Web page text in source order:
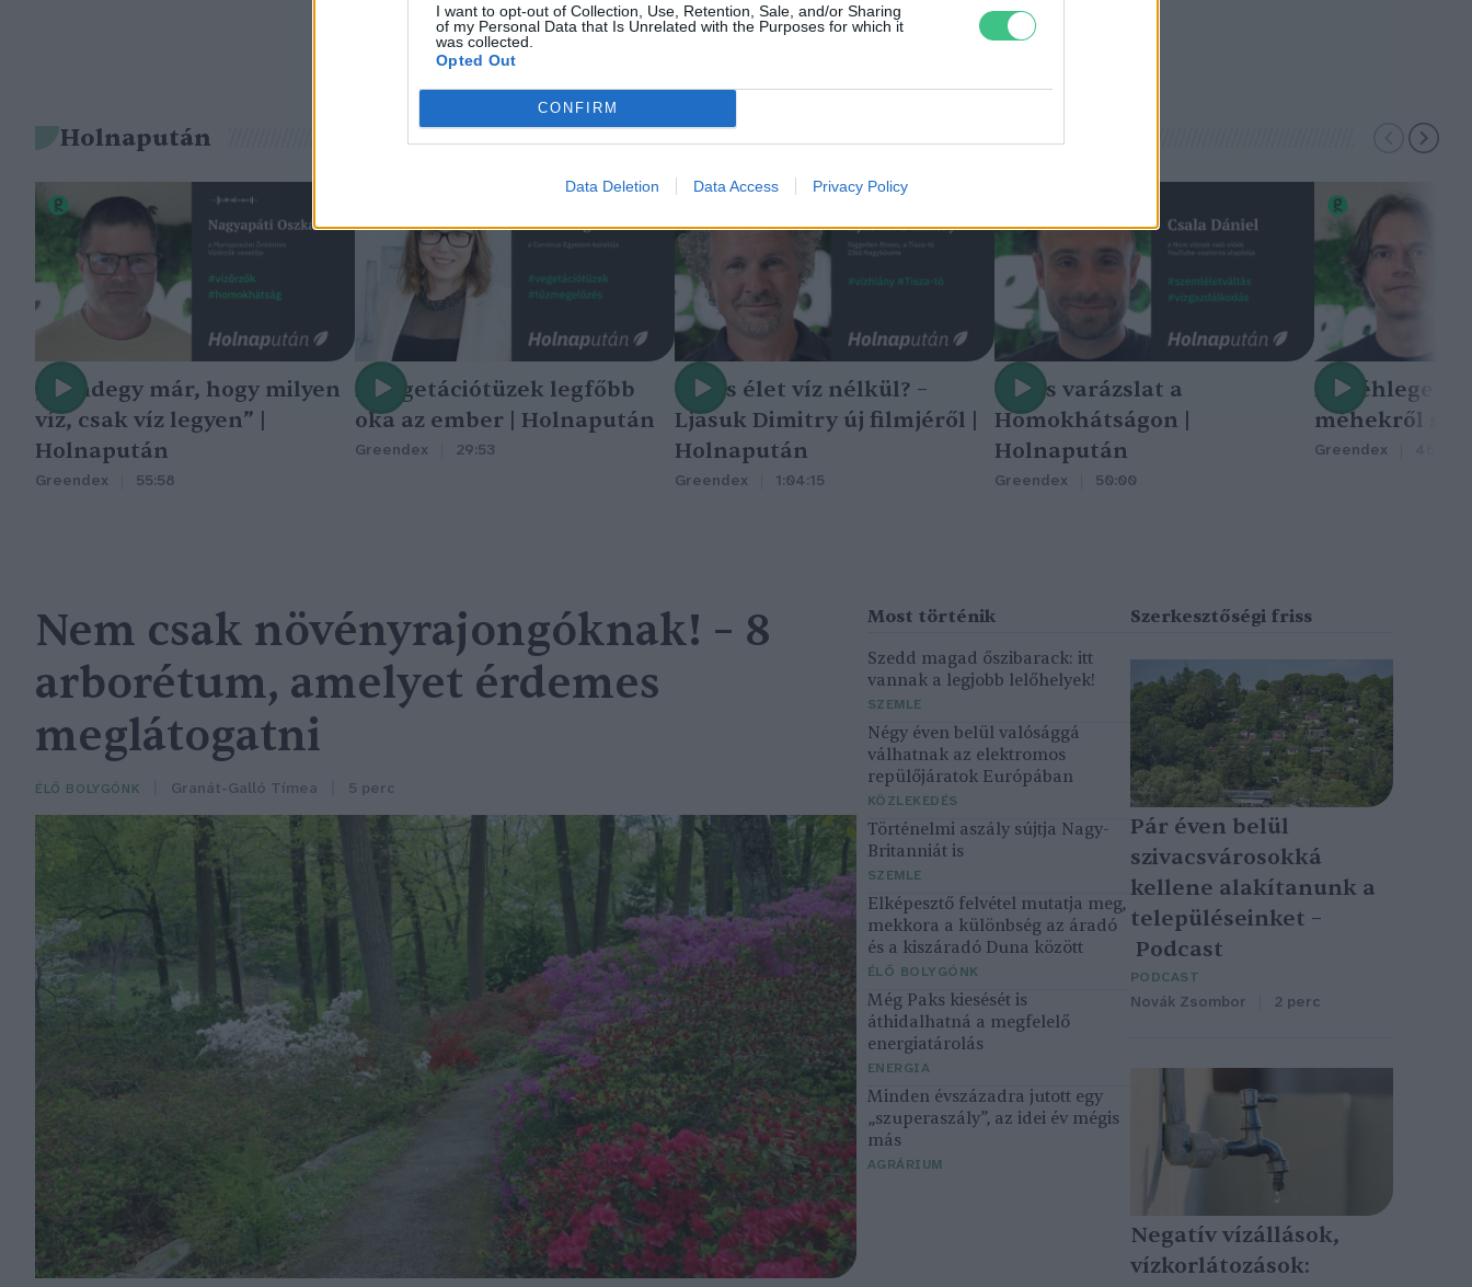
I want to opt-out of Collection, Use, Retention, Sale, and/or Sharing
of my Personal Data that Is Unrelated with the Purposes for which it
was collected.
Opted Out
CONFIRM
Data Deletion Data Access Privacy Policy
Holnapután
„Mindegy már, hogy milyen
víz, csak víz legyen” |
Holnapután
Greendex 55:58
A vegetációtüzek legfőbb
oka az ember | Holnapután
Greendex 29:53
Nincs élet víz nélkül? –
Ljasuk Dimitry új filmjéről |
Holnapután
Greendex 1:04:15
Nincs varázslat a
Homokhátságon |
Holnapután
Greendex 50:00
A méhlegelő
méhekről
Greendex
Nem csak növényrajongóknak! – 8
arborétum, amelyet érdemes
meglátogatni
ÉLŐ BOLYGÓNK Granát-Galló Tímea 5 perc
Szedd magad őszibarack: itt
vannak a legjobb lelőhelyek!
SZEMLE
Négy éven belül valósággá
válhatnak az elektromos
repülőjáratok Európában
KÖZLEKEDÉS
Történelmi aszály sújtja Nagy-
Britanniát is
SZEMLE
Elképesztő felvétel mutatja meg,
mekkora a különbség az áradó
és a kiszáradó Duna között
ÉLŐ BOLYGÓNK
Még Paks kiesését is
áthidalhatná a megfelelő
energiatárolás
ENERGIA
Minden évszázadra jutott egy
„szuperaszály”, az idei év mégis
más
AGRÁRIUM
Pár éven belül
szivacsvárosokká
kellene alakítanunk a
településeinket –
Podcast
PODCAST
Novák Zsombor 2 perc
Negatív vízállások,
vízkorlátozások: